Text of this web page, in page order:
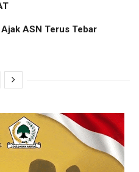
ASN Terus Tebar